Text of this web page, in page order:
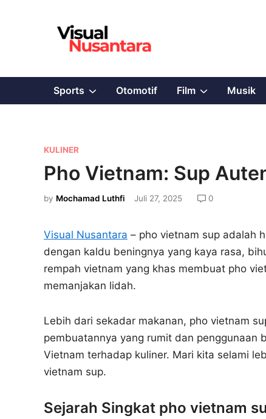
Sports ShowOtomotif Film ShowMusik
P
o
s
t
d
i
n
KULINER
Pho Vietnam: Sup
by Mochamad Luthfi Juli 27, 2025 0
Visual Nusantara – pho vietnam sup adalah
dengan kaldu beningnya yang kaya rasa,
rempah vietnam yang khas membuat pho
memanjakan lidah.
Lebih dari sekadar makanan, pho vietnam
pembuatannya yang rumit dan penggunaan
Vietnam terhadap kuliner. Mari kita selami
vietnam sup.
Sejarah Singkat pho vietnam